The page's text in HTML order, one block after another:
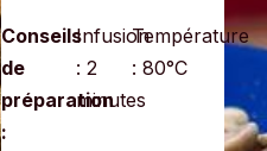
Conseils
de
préparation
:
Infusion
: 2
minutes
Température
: 80°C